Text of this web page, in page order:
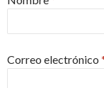
Correo electrónico